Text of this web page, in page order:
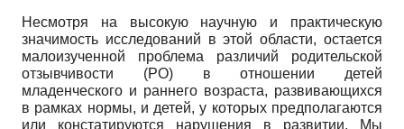
Несмотря на высокую научную и практическую
значимость исследований в этой области, остается
малоизученной проблема различий родительской
отзывчивости (РО) в отношении детей
младенческого и раннего возраста, развивающихся
в рамках нормы, и детей, у которых предполагаются
или констатируются нарушения в развитии. Мы